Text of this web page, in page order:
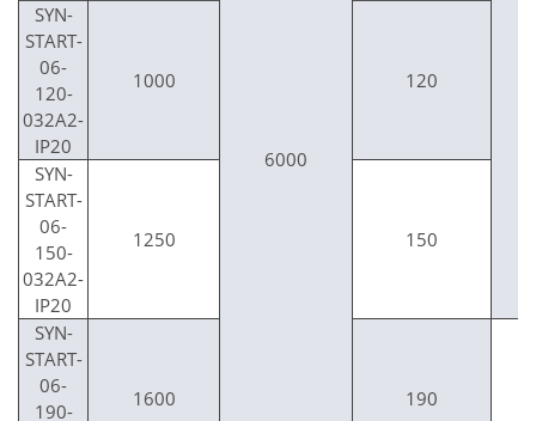
6000
SYN-
START-
06-
120-
032A2-
IP20
1000 120
SYN-
START-
06-
150-
032A2-
IP20
1250 150
SYN-
START-
06-
190-
1600 190